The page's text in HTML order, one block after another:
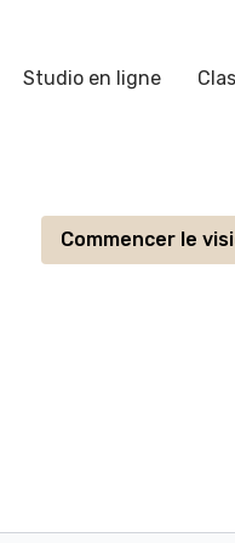
Studio en ligne
Commencer le